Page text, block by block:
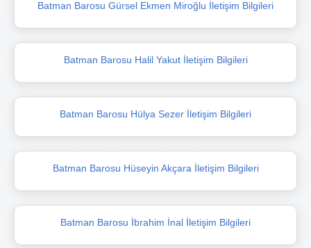
Batman Barosu Gürsel Ekmen Miroğlu İletişim Bilgileri
Batman Barosu Halil Yakut İletişim Bilgileri
Batman Barosu Hülya Sezer İletişim Bilgileri
Batman Barosu Hüseyin Akçara İletişim Bilgileri
Batman Barosu İbrahim İnal İletişim Bilgileri